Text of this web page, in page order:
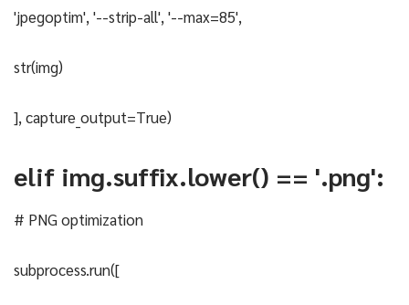
'jpegoptim', '--strip-all', '--max=85',
str(img)
], capture_output=True)
elif img.suffix.lower() == '.png':
# PNG optimization
subprocess.run([